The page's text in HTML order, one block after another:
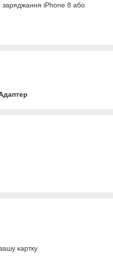
заряджання iPhone 8 або
картку